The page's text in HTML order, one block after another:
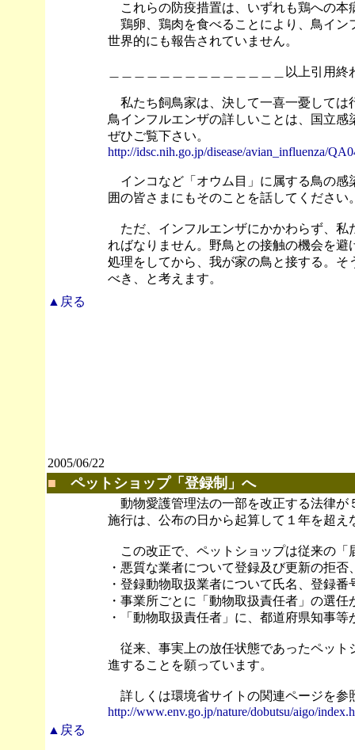
これらの防疫措置は、いずれも鶏への本
鶏卵、鶏肉を食べることにより、鳥イン
世界的にも報告されていません。
＿＿＿＿＿＿＿＿＿＿＿＿＿＿以上引用終
私たち飼鳥家は、決して一喜一憂しては
鳥インフルエンザの詳しいことは、国立
ぜひご覧下さい。
http://idsc.nih.go.jp/disease/avian_influenza/
インコなど「オウム目」に属する鳥の感
囲の皆さまにもそのことを話してください
ただ、インフルエンザにかかわらず、私
ればなりません。野鳥との接触の機会を
処理をしてから、我が家の鳥と接する。
べき、と考えます。
▲戻る
2005/06/22
■ ペットショップ「登録制」へ
動物愛護管理法の一部を改正する法律が
施行は、公布の日から起算して１年を超
この改正で、ペットショップは従来の「
・悪質な業者について登録及び更新の拒
・登録動物取扱業者について氏名、登録
・事業所ごとに「動物取扱責任者」の選
・「動物取扱責任者」に、都道府県知事
従来、事実上の放任状態であったペット
進することを願っています。
詳しくは環境省サイトの関連ページを参
http://www.env.go.jp/nature/dobutsu/aigo/
▲戻る